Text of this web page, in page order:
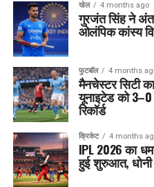
खेल 4 months ago
गुरजंत सिंह ने
ओलंपिक कांस्य
फुटबॉल 4 months
मैनचेस्टर सिटी
यूनाइटेड को 3–0
रिकॉर्ड
क्रिकेट 4 months
IPL 2026 का
हुई शुरुआत,